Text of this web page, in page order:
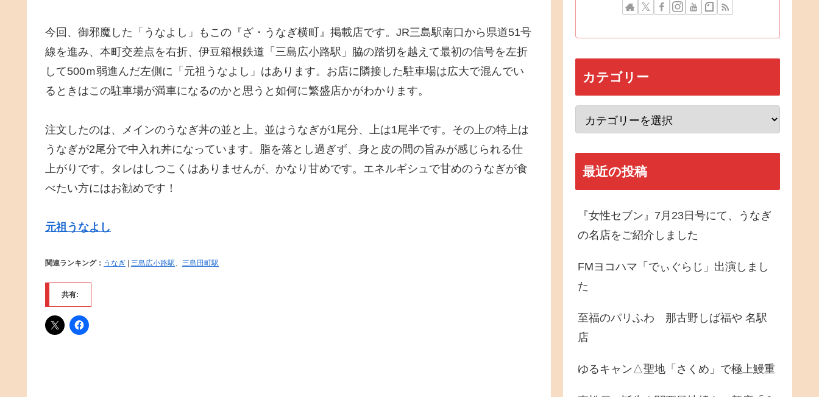
今回、御邪魔した「うなよし」もこの『ざ・うなぎ横町』掲載店です。JR三島駅南口から県道51号
線を進み、本町交差点を右折、伊豆箱根鉄道「三島広小路駅」脇の踏切を越えて最初の信号を左折
して500ｍ弱進んだ左側に「元祖うなよし」はあります。お店に隣接した駐車場は広大で混んでい
るときはこの駐車場が満車になるのかと思うと如何に繁盛店かがわかります。
注文したのは、メインのうなぎ丼の並と上。並はうなぎが1尾分、上は1尾半です。その上の特上は
うなぎが2尾分で中入れ丼になっています。脂を落とし過ぎず、身と皮の間の旨みが感じられる仕
上がりです。タレはしつこくはありませんが、かなり甘めです。エネルギシュで甘めのうなぎが食
べたい方にはお勧めです！
元祖うなよし
関連ランキング： うなぎ | 三島広小路駅、 三島田町駅
共有:
カテゴリー
最近の投稿
『女性セブン』7月23日号にて、うなぎ
の名店をご紹介しました
FMヨコハマ「でぃぐらじ」出演しまし
た
至福のパリふわ 那古野しば福や 名駅
店
ゆるキャン△聖地「さくめ」で極上鰻重